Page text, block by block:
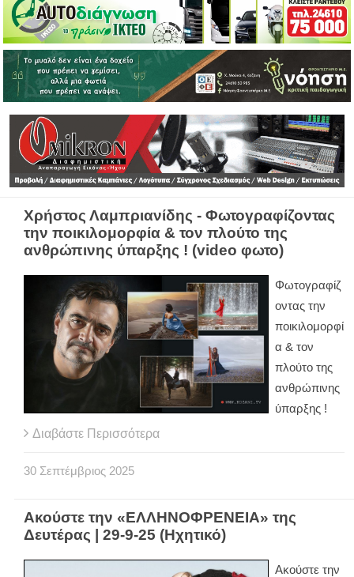
Χρήστος Λαμπριανίδης - Φωτογραφίζοντας
την ποικιλομορφία & τον πλούτο της
ανθρώπινης ύπαρξης ! (video φωτο)
Φωτογραφίζ
οντας την
ποικιλομορφί
α & τον
πλούτο της
ανθρώπινης
ύπαρξης !
Διαβάστε Περισσότερα
30 Σεπτέμβριος 2025
Ακούστε την «ΕΛΛΗΝΟΦΡΕΝΕΙΑ» της
Δευτέρας | 29-9-25 (Ηχητικό)
Ακούστε την